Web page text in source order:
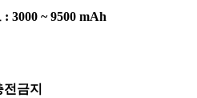
3000 ~ 9500 mAh
금지